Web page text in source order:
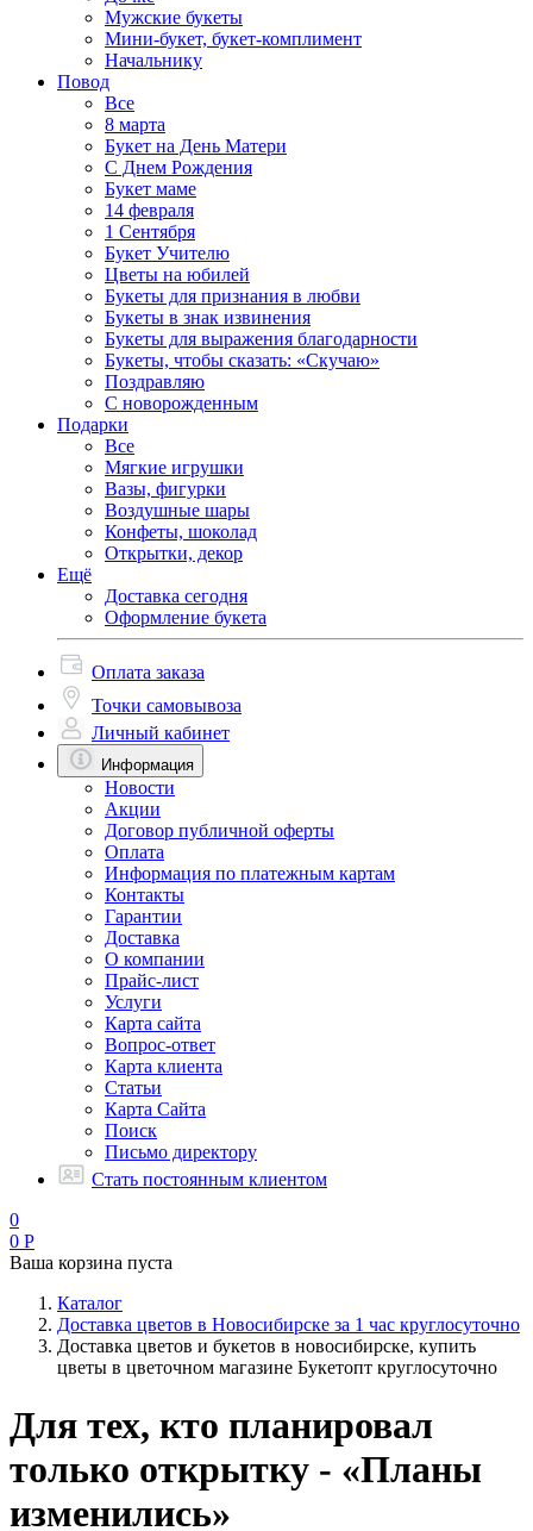
Мужские букеты
Мини-букет, букет-комплимент
Начальнику
Повод
Все
8 марта
Букет на День Матери
С Днем Рождения
Букет маме
14 февраля
1 Сентября
Букет Учителю
Цветы на юбилей
Букеты для признания в любви
Букеты в знак извинения
Букеты для выражения благодарности
Букеты, чтобы сказать: «Скучаю»
Поздравляю
С новорожденным
Подарки
Все
Мягкие игрушки
Вазы, фигурки
Воздушные шары
Конфеты, шоколад
Открытки, декор
Ещё
Доставка сегодня
Оформление букета
Оплата заказа
Точки самовывоза
Личный кабинет
Информация
Новости
Акции
Договор публичной оферты
Оплата
Информация по платежным картам
Контакты
Гарантии
Доставка
О компании
Прайс-лист
Услуги
Карта сайта
Вопрос-ответ
Карта клиента
Статьи
Карта Сайта
Поиск
Письмо директору
Стать постоянным клиентом
0
0 Р
Ваша корзина пуста
Каталог
Доставка цветов в Новосибирске за 1 час круглосуточно
Доставка цветов и букетов в новосибирске, купить
цветы в цветочном магазине Букетопт круглосуточно
Для тех, кто планировал
только открытку - «Планы
изменились»